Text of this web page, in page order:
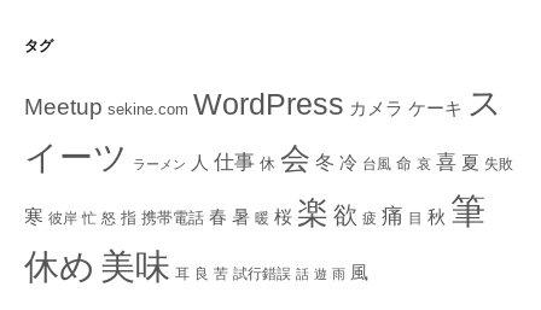
タグ
Meetup sekine.com WordPress カメラ ケーキ ス
イーツ
ラーメン 人 仕事 休 会 冬 冷 台風 命 哀 喜 夏 失敗
寒 彼岸 忙 怒 指 携帯電話 春 暑 暖 桜 楽 欲 疲 痛 目 秋 筆
休め 美味 耳 良 苦 試行錯誤 話 遊 雨 風